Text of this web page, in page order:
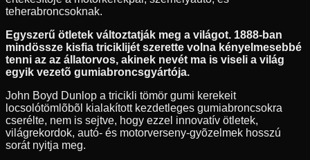
teherabroncsoknak.
Egyszerű ötletek változtatják meg a világot. 1888-ban
mindössze kisfia triciklijét szerette volna kényelmesebbé
tenni az az állatorvos, akinek nevét ma is viseli a világ
egyik vezetõ gumiabroncsgyártója.
John Boyd Dunlop a tricikli tömör gumi kerekeit
locsolótömlõbõl kialakított kezdetleges gumiabroncsokra
cserélte, nem is sejtve, hogy ezzel innovatív ötletek,
világrekordok, autó- és motorverseny-gyõzelmek hosszú
sorát nyitja meg.